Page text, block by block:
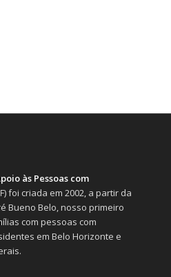
às Pessoas com
foi criada em 2002, a partir da
Bueno Belo, nosso primeiro
com pessoas com
em Belo Horizonte e